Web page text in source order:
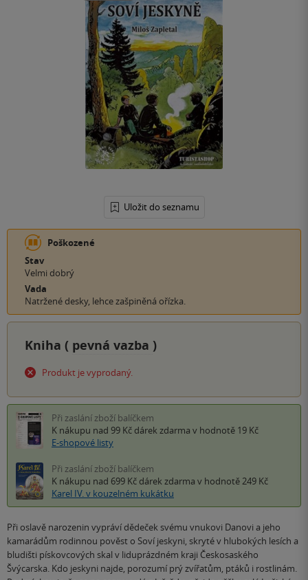
Uložit do seznamu
Poškozené
Stav
Velmi dobrý
Vada
Natržené desky, lehce zašpiněná ořízka.
Kniha ( pevná vazba )
Produkt je vyprodaný.
Při zaslání zboží balíčkem
K nákupu nad 99 Kč dárek zdarma v hodnotě 19 Kč
E-shopové listy
Při zaslání zboží balíčkem
K nákupu nad 699 Kč dárek zdarma v hodnotě 249 Kč
Karel IV. v kouzelném kukátku
Při oslavě narozenin vypráví dědeček svému vnukovi Danovi a jeho
kamarádům rodinnou pověst o Soví jeskyni, skryté v hlubokých lesích a
bludišti pískovcových skal v liduprázdném kraji Českosaského
Švýcarska. Kdo jeskyni najde, porozumí prý zvířatům, ptáků i rostlinám.